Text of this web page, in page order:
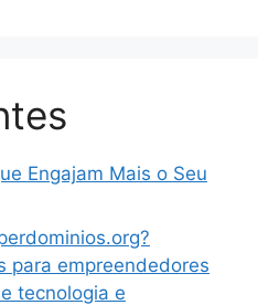
Engajam Mais o Seu
para empreendedores
tecnologia e